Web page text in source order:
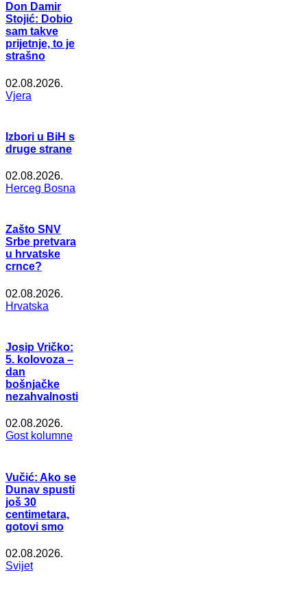
Don Damir
Stojić: Dobio
sam takve
prijetnje, to je
strašno
02.08.2026.
Vjera
Izbori u BiH s
druge strane
02.08.2026.
Herceg Bosna
Zašto SNV
Srbe pretvara
u hrvatske
crnce?
02.08.2026.
Hrvatska
Josip Vričko:
5. kolovoza –
dan
bošnjačke
nezahvalnosti
02.08.2026.
Gost kolumne
Vučić: Ako se
Dunav spusti
još 30
centimetara,
gotovi smo
02.08.2026.
Svijet